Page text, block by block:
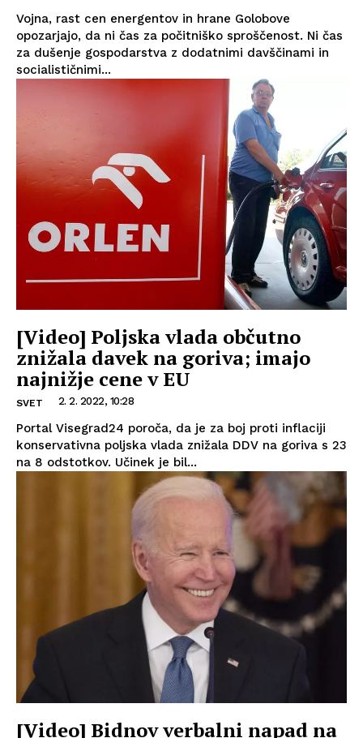
Vojna, rast cen energentov in hrane Golobove
opozarjajo, da ni čas za počitniško sproščenost. Ni čas
za dušenje gospodarstva z dodatnimi davščinami in
socialističnimi...
[Video] Poljska vlada občutno
znižala davek na goriva; imajo
najnižje cene v EU
SVET 2. 2. 2022, 10:28
Portal Visegrad24 poroča, da je za boj proti inflaciji
konservativna poljska vlada znižala DDV na goriva s 23
na 8 odstotkov. Učinek je bil...
[Video] Bidnov verbalni napad na